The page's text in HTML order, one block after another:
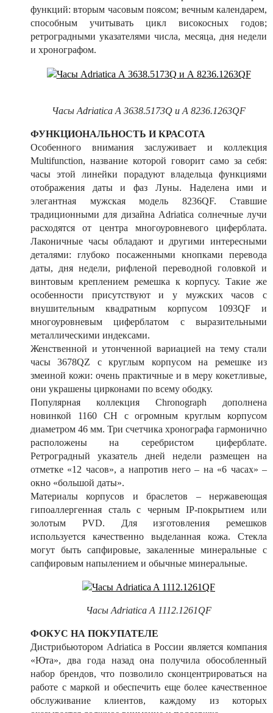
функций: вторым часовым поясом; вечным календарем,
способным учитывать цикл високосных годов;
ретроградными указателями числа, месяца, дня недели
и хронографом.
Часы Adriatica А 3638.5173Q и А 8236.1263QF
ФУНКЦИОНАЛЬНОСТЬ И КРАСОТА
Особенного внимания заслуживает и коллекция
Multifunction, название которой говорит само за себя:
часы этой линейки порадуют владельца функциями
отображения даты и фаз Луны. Наделена ими и
элегантная мужская модель 8236QF. Ставшие
традиционными для дизайна Adriatica солнечные лучи
расходятся от центра многоуровневого циферблата.
Лаконичные часы обладают и другими интересными
деталями: глубоко посаженными кнопками перевода
даты, дня недели, рифленой переводной головкой и
винтовым креплением ремешка к корпусу. Такие же
особенности присутствуют и у мужских часов с
внушительным квадратным корпусом 1093QF и
многоуровневым циферблатом с выразительными
металлическими индексами.
Женственной и утонченной вариацией на тему стали
часы 3678QZ с круглым корпусом на ремешке из
змеиной кожи: очень практичные и в меру кокетливые,
они украшены цирконами по всему ободку.
Популярная коллекция Chronograph дополнена
новинкой 1160 CH c огромным круглым корпусом
диаметром 46 мм. Три счетчика хронографа гармонично
расположены на серебристом циферблате.
Ретроградный указатель дней недели размещен на
отметке «12 часов», а напротив него – на «6 часах» –
окно «большой даты».
Материалы корпусов и браслетов – нержавеющая
гипоаллергенная сталь с черным IP-покрытием или
золотым PVD. Для изготовления ремешков
используется качественно выделанная кожа. Стекла
могут быть сапфировые, закаленные минеральные с
сапфировым напылением и обычные минеральные.
Часы Adriatica A 1112.1261QF
ФОКУС НА ПОКУПАТЕЛЕ
Дистрибьютором Adriatica в России является компания
«Юта», два года назад она получила обособленный
набор брендов, что позволило сконцентрироваться на
работе с маркой и обеспечить еще более качественное
обслуживание клиентов, каждому из которых